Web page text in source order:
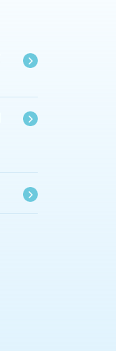
正式登場 機票好哩
開跑！